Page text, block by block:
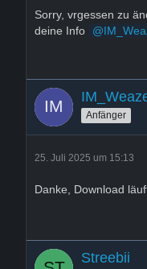
Sorry, vrgessen zu
deine Info
Anfänger
25. Juli 2025 um 15:13
Danke, Download
Streebii